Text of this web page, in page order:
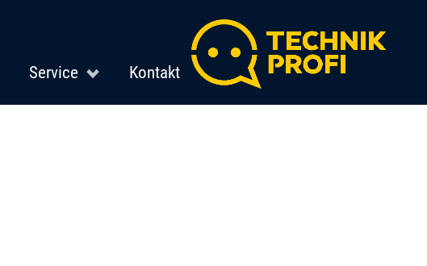
Service Kontakt